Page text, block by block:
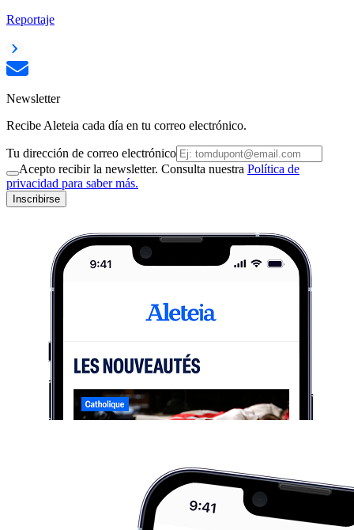
Reportaje
Newsletter
Recibe Aleteia cada día en tu correo electrónico.
Tu dirección de correo electrónico
Acepto recibir la newsletter. Consulta nuestra Política de
privacidad para saber más.
Inscribirse